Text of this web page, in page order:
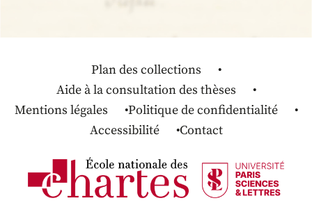
Plan des collections
Aide à la consultation des thèses
Mentions légales
Politique de confidentialité
Accessibilité
Contact